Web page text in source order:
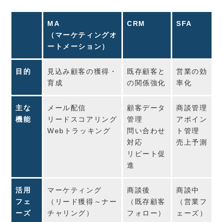
MA
（マーケティングオ
ートメーション）
CRM SFA
目的
見込み顧客の獲得・
育成
既存顧客と
の関係強化
営業の効
率化
主な
機能
メール配信
リードスコアリング
Webトラッキング
顧客データ
管理
問い合わせ
対応
リピート促
進
商談管理
アポイン
ト管理
売上予測
活用
フェ
ーズ
マーケティング
（リード獲得～ナー
チャリング）
商談後
（既存顧客
フォロー）
商談中
（営業フ
ェーズ）